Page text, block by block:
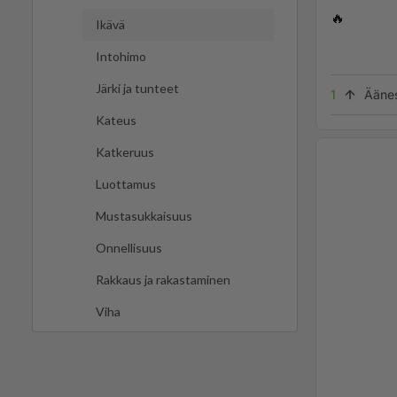
Ikävä
Intohimo
Järki ja tunteet
Kateus
Katkeruus
Luottamus
Mustasukkaisuus
Onnellisuus
Rakkaus ja rakastaminen
Viha
🔥
1